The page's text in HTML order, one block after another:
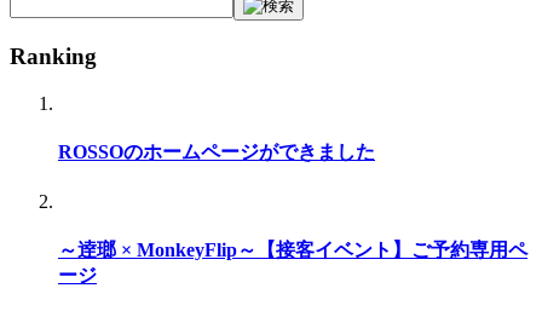
Ranking
ROSSOのホームページができました
～逹瑯 × MonkeyFlip～【接客イベント】ご予約専用ペ
ージ